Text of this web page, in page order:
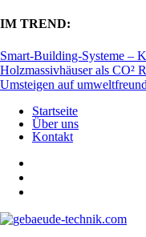
IM TREND:
Smart-Building-Systeme –
Holzmassivhäuser als CO²
Umsteigen auf
Startseite
Über uns
Kontakt